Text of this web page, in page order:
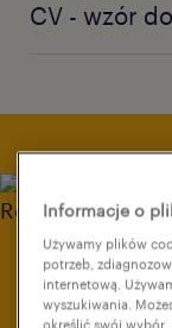
CV - wzór
dane
Informacje o
Używamy plików
potrzeb,
internetową.
wyszukiwania.
określić swój wybór.